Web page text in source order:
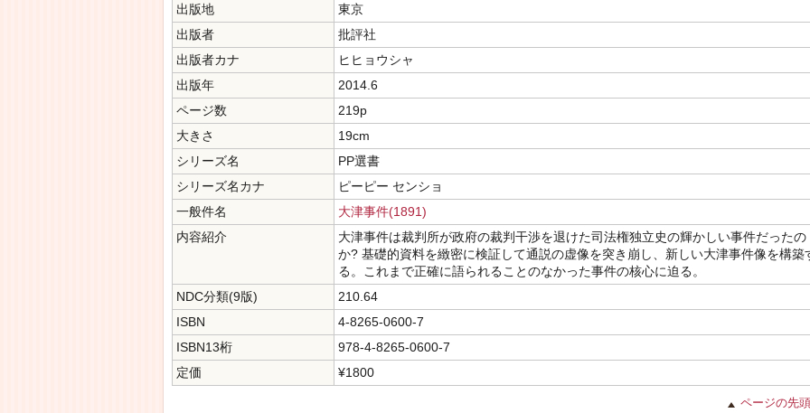
出版地
東京
出版者
批評社
出版者カナ
ヒヒョウシャ
出版年
2014.6
ページ数
219p
大きさ
19cm
シリーズ名
PP選書
シリーズ名カナ
ピーピー センショ
一般件名
大津事件(1891)
内容紹介
大津事件は裁判所が政府の裁判干渉を退けた司法権独立史の輝かしい事件だったの
か? 基礎的資料を緻密に検証して通説の虚像を突き崩し、新しい大津事件像を構築
る。これまで正確に語られることのなかった事件の核心に迫る。
NDC分類(9版)
210.64
ISBN
4-8265-0600-7
ISBN13桁
978-4-8265-0600-7
定価
¥1800
ページの先